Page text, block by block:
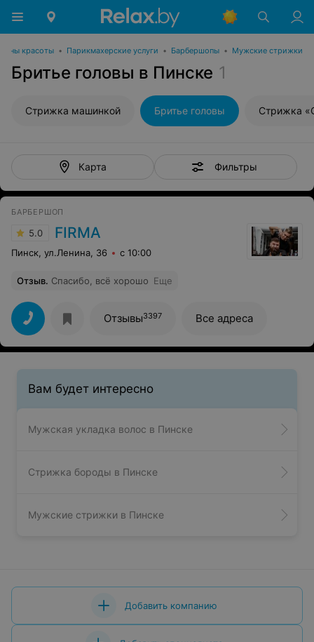
красоты • Парикмахерские услуги • Барбершопы • Мужские стрижки
Бритье головы в Пинске 1
Стрижка машинкой Бритье головы Стрижка
Карта Фильтры
БАРБЕРШОП
5.0 FIRMA
Пинск, ул.Ленина, 36 с 10:00
Отзыв. Спасибо, всё хорошо Еще
Отзывы3397 Все адреса
Вам будет интересно
Мужская укладка волос в Пинске
Стрижка бороды в Пинске
Мужские стрижки в Пинске
Добавить компанию